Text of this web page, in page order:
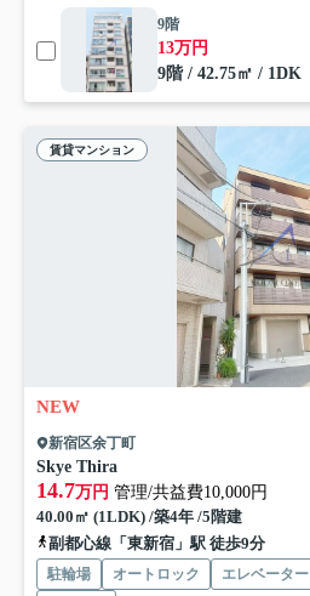
9階
13万円
9階 / 42.75㎡ / 1DK
賃貸マンション
NEW
新宿区余丁町
Skye Thira
14.7万円 管理/共益費10,000円
40.00㎡ (1LDK) /築4年 /5階建
副都心線「東新宿」駅 徒歩9分
駐輪場 オートロック エレベーター